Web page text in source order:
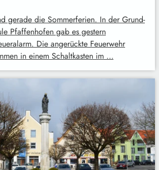
gerade die Sommerferien. In der Grund-
Pfaffenhofen gab es gestern
Die angerückte Feuerwehr
in einem Schaltkasten im …